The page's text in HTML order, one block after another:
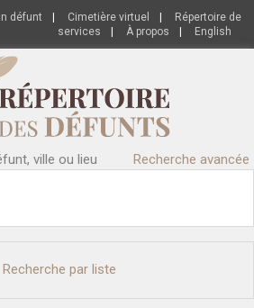
défunt Cimetière virtuel
Répertoire de
services
À propos English
ville ou lieu Recherche avancée
Recherche par liste